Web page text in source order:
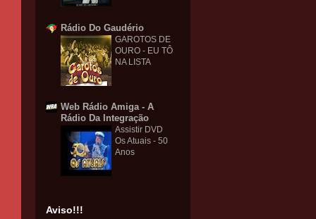
Rádio Do Gaudério
GAROTOS DE
OURO - EU TÔ
NA LISTA
Web Rádio Amiga - A
Rádio Da Integração
Assistir DVD
Os Atuais - 50
Anos
Aviso!!!